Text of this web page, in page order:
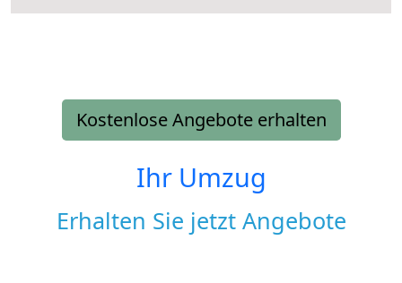
Kostenlose Angebote erhalten
Ihr Umzug
Erhalten Sie jetzt Angebote